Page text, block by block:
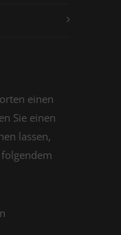
einen
Sie einen
lassen,